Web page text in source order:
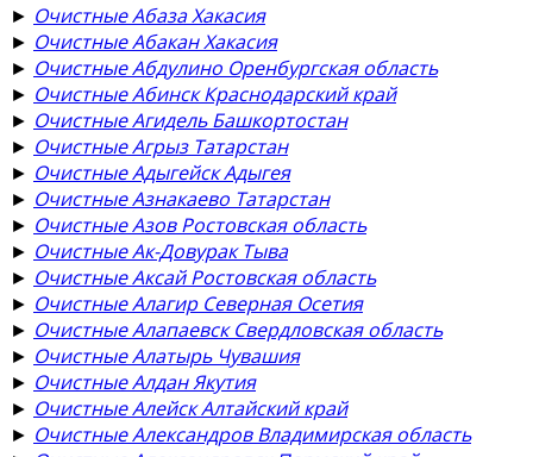
► Очистные Абаза Хакасия
► Очистные Абакан Хакасия
► Очистные Абдулино Оренбургская область
► Очистные Абинск Краснодарский край
► Очистные Агидель Башкортостан
► Очистные Агрыз Татарстан
► Очистные Адыгейск Адыгея
► Очистные Азнакаево Татарстан
► Очистные Азов Ростовская область
► Очистные Ак-Довурак Тыва
► Очистные Аксай Ростовская область
► Очистные Алагир Северная Осетия
► Очистные Алапаевск Свердловская область
► Очистные Алатырь Чувашия
► Очистные Алдан Якутия
► Очистные Алейск Алтайский край
► Очистные Александров Владимирская область